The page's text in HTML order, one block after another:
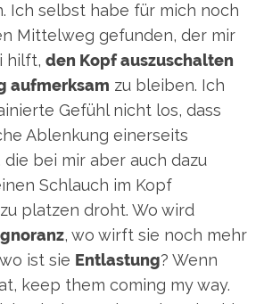
Ich selbst habe für mich noch
Mittelweg gefunden, der mir
hilft, den Kopf auszuschalten
aufmerksam zu bleiben. Ich
Gefühl nicht los, dass
Ablenkung einerseits
die bei mir aber auch dazu
Schlauch im Kopf
platzen droht. Wo wird
, wo wirft sie noch mehr
ist sie Entlastung? Wenn
keep them coming my way.